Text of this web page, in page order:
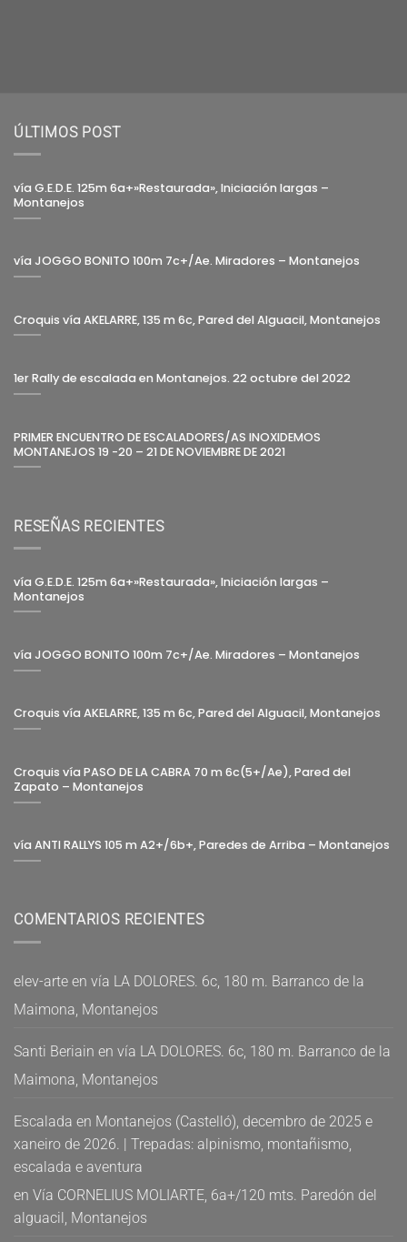
ÚLTIMOS POST
vía G.E.D.E. 125m 6a+»Restaurada», Iniciación largas –
Montanejos
vía JOGGO BONITO 100m 7c+/Ae. Miradores – Montanejos
Croquis vía AKELARRE, 135 m 6c, Pared del Alguacil, Montanejos
1er Rally de escalada en Montanejos. 22 octubre del 2022
PRIMER ENCUENTRO DE ESCALADORES/AS INOXIDEMOS
MONTANEJOS 19 -20 – 21 DE NOVIEMBRE DE 2021
RESEÑAS RECIENTES
vía G.E.D.E. 125m 6a+»Restaurada», Iniciación largas –
Montanejos
vía JOGGO BONITO 100m 7c+/Ae. Miradores – Montanejos
Croquis vía AKELARRE, 135 m 6c, Pared del Alguacil, Montanejos
Croquis vía PASO DE LA CABRA 70 m 6c(5+/Ae), Pared del
Zapato – Montanejos
vía ANTI RALLYS 105 m A2+/6b+, Paredes de Arriba – Montanejos
COMENTARIOS RECIENTES
elev-arte en vía LA DOLORES. 6c, 180 m. Barranco de la
Maimona, Montanejos
Santi Beriain en vía LA DOLORES. 6c, 180 m. Barranco de la
Maimona, Montanejos
Escalada en Montanejos (Castelló), decembro de 2025 e
xaneiro de 2026. | Trepadas: alpinismo, montañismo,
escalada e aventura
en Vía CORNELIUS MOLIARTE, 6a+/120 mts. Paredón del
alguacil, Montanejos